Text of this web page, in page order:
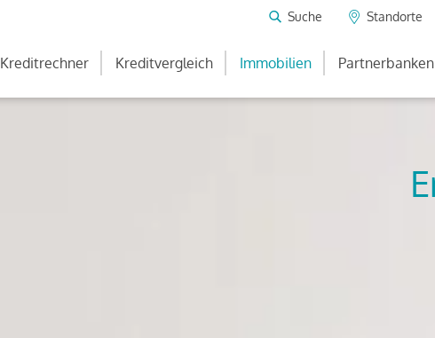
Suche Standorte
Kreditrechner Kreditvergleich Immobilien Partnerbanken